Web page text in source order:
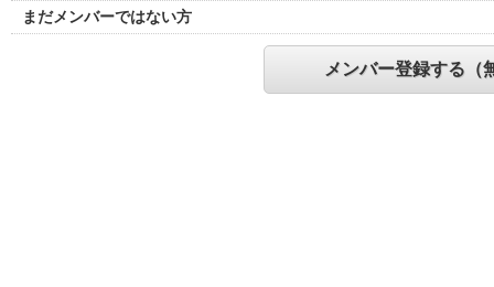
まだメンバーではない方
メンバー登録する（